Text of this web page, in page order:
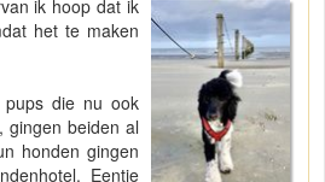
ik hoop dat ik
het te maken
die nu ook
gingen beiden al
honden gingen
Eentje